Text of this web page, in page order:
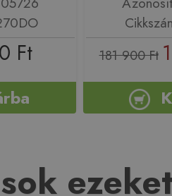
Ft 181 900 Ft